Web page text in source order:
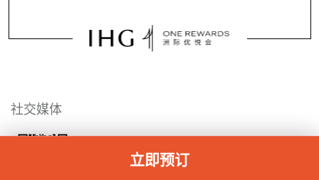
立即预订
社交媒体